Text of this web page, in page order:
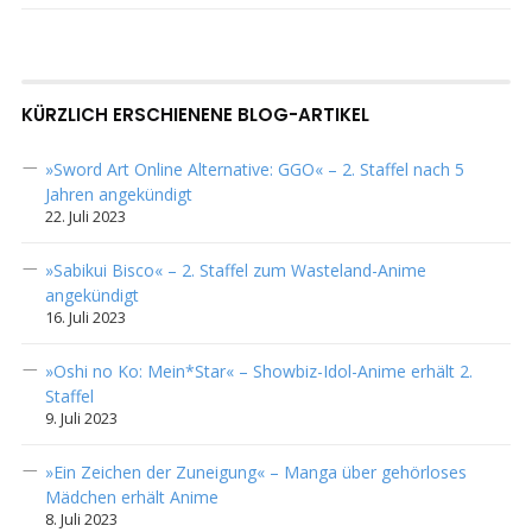
KÜRZLICH ERSCHIENENE BLOG-ARTIKEL
»Sword Art Online Alternative: GGO« – 2. Staffel nach 5
Jahren angekündigt
22. Juli 2023
»Sabikui Bisco« – 2. Staffel zum Wasteland-Anime
angekündigt
16. Juli 2023
»Oshi no Ko: Mein*Star« – Showbiz-Idol-Anime erhält 2.
Staffel
9. Juli 2023
»Ein Zeichen der Zuneigung« – Manga über gehörloses
Mädchen erhält Anime
8. Juli 2023